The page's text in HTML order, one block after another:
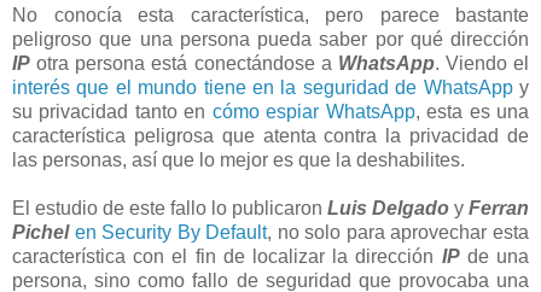
No conocía esta característica, pero parece bastante
peligroso que una persona pueda saber por qué dirección
IP otra persona está conectándose a WhatsApp. Viendo el
interés que el mundo tiene en la seguridad de WhatsAppy
su privacidad tanto en cómo espiar WhatsApp, esta es una
característica peligrosa que atenta contra la privacidad de
las personas, así que lo mejor es que la deshabilites.
El estudio de este fallo lo publicaron Luis Delgado y Ferran
Pichel en Security By Default, no solo para aprovechar esta
característica con el fin de localizar la dirección IPde una
persona, sino como fallo de seguridad que provocaba una